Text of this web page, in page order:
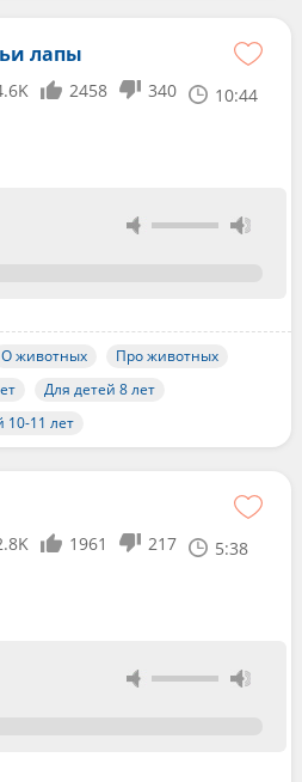
лапы
2458 340 10:44
О животных
Про животных
Для детей 8 лет
10-11 лет
1961 217 5:38